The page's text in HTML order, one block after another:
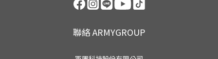
聯絡 ARMYGROUP